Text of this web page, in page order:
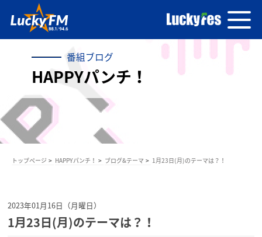
番組ブログ
HAPPYパンチ！
トップページ HAPPYパンチ！ ブログ&テーマ 1月23日(月)のテーマは？！
2023年01月16日（月曜日）
1月23日(月)のテーマは？！